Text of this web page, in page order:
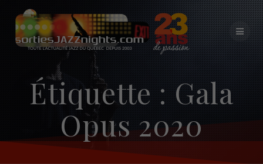
Skip
to
content
Étiquette :Gala
Opus 2020